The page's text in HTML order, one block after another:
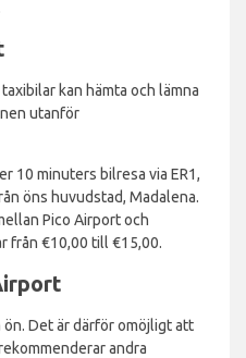
kan hämta och lämna
utanför
10 minuters bilresa via ER1,
öns huvudstad, Madalena.
Pico Airport och
från €10,00 till €15,00.
Det är därför omöjligt att
andra